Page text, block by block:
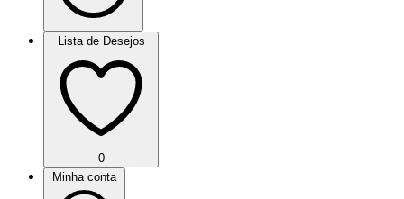
Lista de Desejos
0
Minha conta